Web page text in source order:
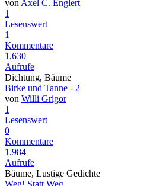
von Axel C. Englert
1
Lesenswert
1
Kommentare
1,630
Aufrufe
Dichtung, Bäume
Birke und Tanne - 2
von Willi Grigor
1
Lesenswert
0
Kommentare
1,984
Aufrufe
Bäume, Lustige Gedichte